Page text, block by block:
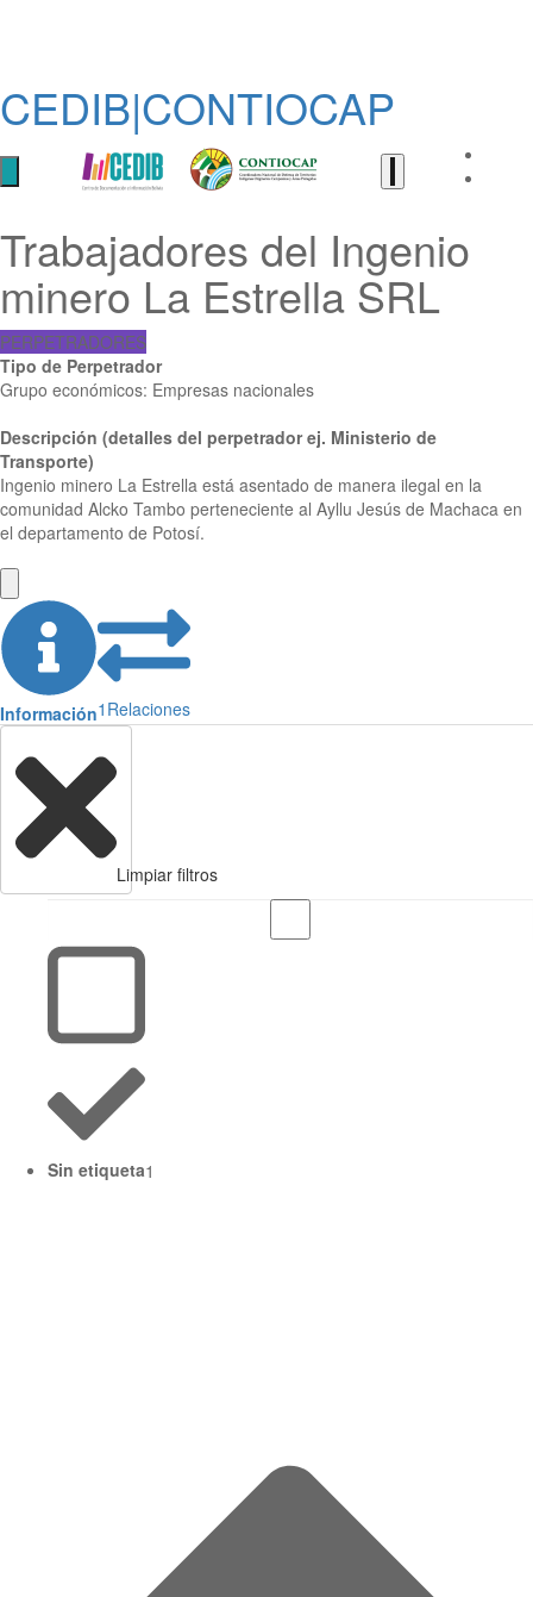
CEDIB|CONTIOCAP
Trabajadores del Ingenio
minero La Estrella SRL
PERPETRADORES
Tipo de Perpetrador
Grupo económicos: Empresas nacionales
Descripción (detalles del perpetrador ej. Ministerio de
Transporte)
Ingenio minero La Estrella está asentado de manera ilegal en la
comunidad Alcko Tambo perteneciente al Ayllu Jesús de Machaca en
el departamento de Potosí.
Información1 Relaciones
Limpiar filtros
Sin etiqueta1